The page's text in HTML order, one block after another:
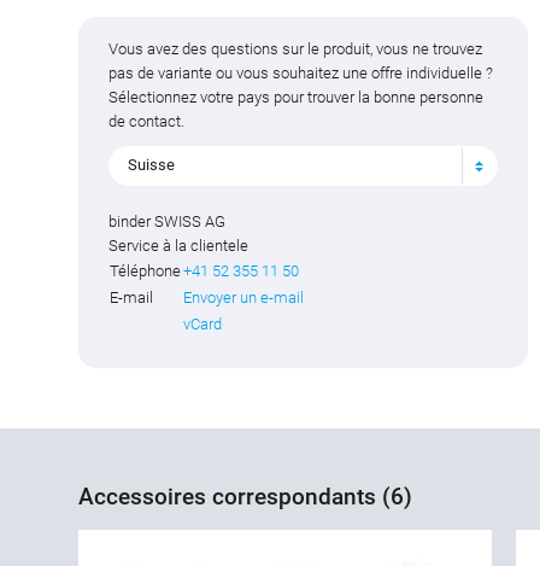
Vous avez des questions sur le produit, vous ne trouvez
pas de variante ou vous souhaitez une offre individuelle ?
Sélectionnez votre pays pour trouver la bonne personne
de contact.
Suisse
binder SWISS AG
Service à la clientele
Téléphone+41 52 355 11 50
E-mail
Envoyer un e-mail
vCard
Accessoires correspondants (6)